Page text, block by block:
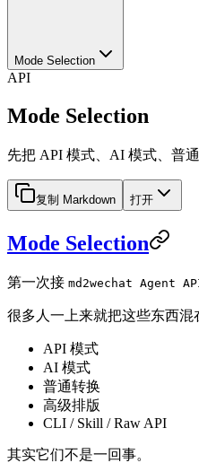
Mode Selection
API
Mode Selection
先把 API 模式、AI 模式、普
复制 Markdown 打开
Mode Selection
第一次接 md2wechat Agent
很多人一上来就把这些东西混
API 模式
AI 模式
普通转换
高级排版
CLI / Skill / Raw API
其实它们不是一回事。